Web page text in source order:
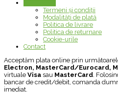
Termeni și condiții
Modalități de plată
Politica de livrare
Politica de returnare
Cookie-urile
Contact
Acceptăm plata online prin
Electron, MasterCard/Eurocard,
virtuale Visa sau MasterCard.
bancar de credit/debit, comanda
imediat.